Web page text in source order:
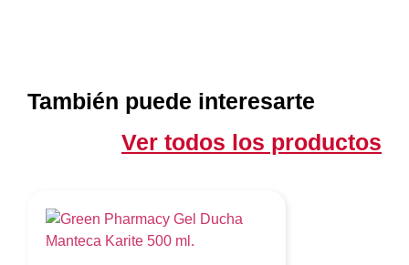
También puede interesarte
Ver todos los productos